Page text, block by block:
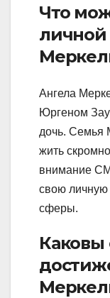
Что
Ангела
Юргеном
дочь. Семья
жить
внимание
свою личную
сферы.
Каковы